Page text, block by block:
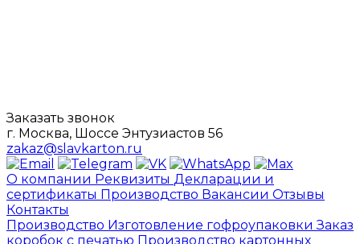
Заказать звонок
г. Москва, Шоссе Энтузиастов 56
zakaz@slavkarton.ru
О компании Реквизиты Декларации и
сертификаты Производство Вакансии Отзывы
Контакты
Производство Изготовление гофроупаковкиЗаказ
коробок с печатью Производство картонных